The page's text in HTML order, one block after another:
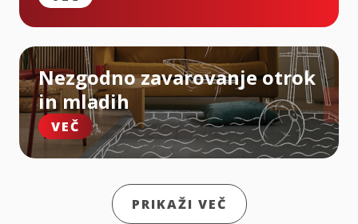
Nezgodno zavarovanje otrok
in mladih
VEČ
PRIKAŽI VEČ